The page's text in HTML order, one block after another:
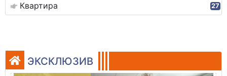
Квартира 27
ЭКСКЛЮЗИВ